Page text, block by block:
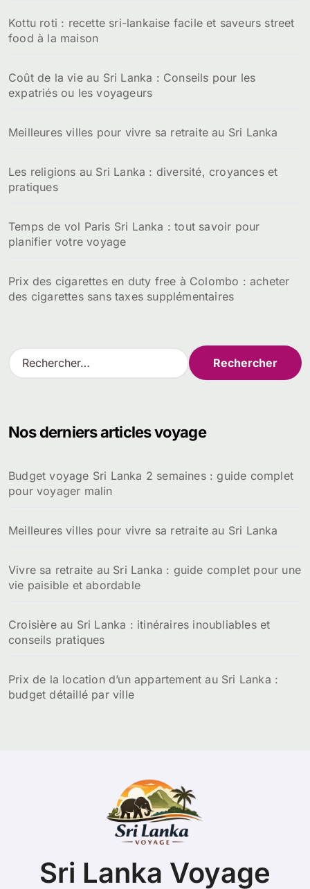
Kottu roti : recette sri-lankaise facile et saveurs street
food à la maison
Coût de la vie au Sri Lanka : Conseils pour les
expatriés ou les voyageurs
Meilleures villes pour vivre sa retraite au Sri Lanka
Les religions au Sri Lanka : diversité, croyances et
pratiques
Temps de vol Paris Sri Lanka : tout savoir pour
planifier votre voyage
Prix des cigarettes en duty free à Colombo : acheter
des cigarettes sans taxes supplémentaires
R
e
r
e
r
Nos derniers articles voyage
Budget voyage Sri Lanka 2 semaines : guide complet
pour voyager malin
Meilleures villes pour vivre sa retraite au Sri Lanka
Vivre sa retraite au Sri Lanka : guide complet pour une
vie paisible et abordable
Croisière au Sri Lanka : itinéraires inoubliables et
conseils pratiques
Prix de la location d’un appartement au Sri Lanka :
budget détaillé par ville
Sri Lanka Voyage